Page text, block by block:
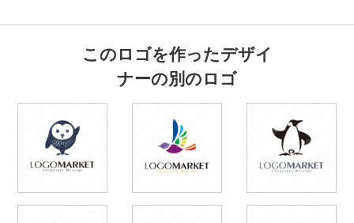
このロゴを作ったデザイ
ナーの別のロゴ